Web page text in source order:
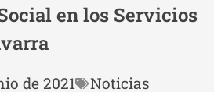
en los Servicios
de 2021 Noticias